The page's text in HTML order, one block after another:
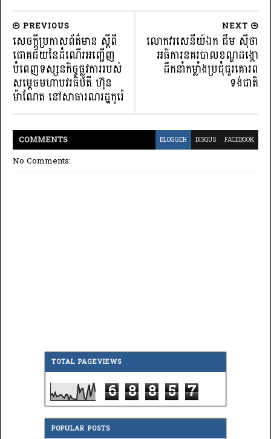
NEXT
លោកវរសេនីយ៍ឯក ជឹម ស៊ីថា
អធិការនគរបាលខណ្ឌដង្កោ
ដឹកនាំកម្លាំងប្រជុំជួរគោរព
ទង់ជាតិ
PREVIOUS
សេចក្តីប្រកាសព័ត៌មាន ស្តីពី
ជោគជ័យនៃដំណើរអញ្ជើញ
បំពេញទស្សនកិច្ចផ្លូវការរបស់
សម្ដេចមហាបវរធិបតី ហ៊ុន
ម៉ាណែត នៅសាធារណរដ្ឋកូរ៉េ
COMMENTS BLOGGER DISQUS FACEBOOK
No Comments:
TOTAL PAGEVIEWS
6 8 8 5 7
POPULAR POSTS